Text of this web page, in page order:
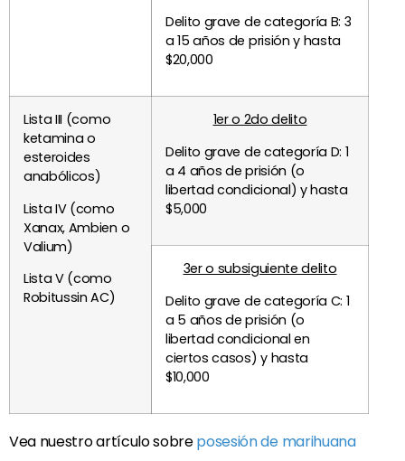
Delito grave de categoría B: 3
a 15 años de prisión y hasta
$20,000
Lista III (como
ketamina o
esteroides
anabólicos)
Lista IV (como
Xanax, Ambien o
Valium)
Lista V (como
Robitussin AC)
1er o 2do delito
Delito grave de categoría D: 1
a 4 años de prisión (o
libertad condicional) y hasta
$5,000
3er o subsiguiente delito
Delito grave de categoría C: 1
a 5 años de prisión (o
libertad condicional en
ciertos casos) y hasta
$10,000
Vea nuestro artículo sobreposesión de marihuana